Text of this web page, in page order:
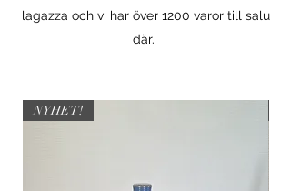
lagazza och vi har över 1200 varor till salu
där.
NYHET!